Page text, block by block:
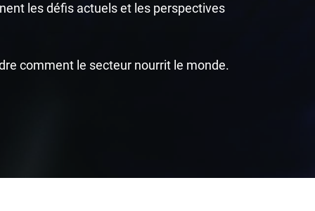
les défis actuels et les perspectives
comment le secteur nourrit le monde.